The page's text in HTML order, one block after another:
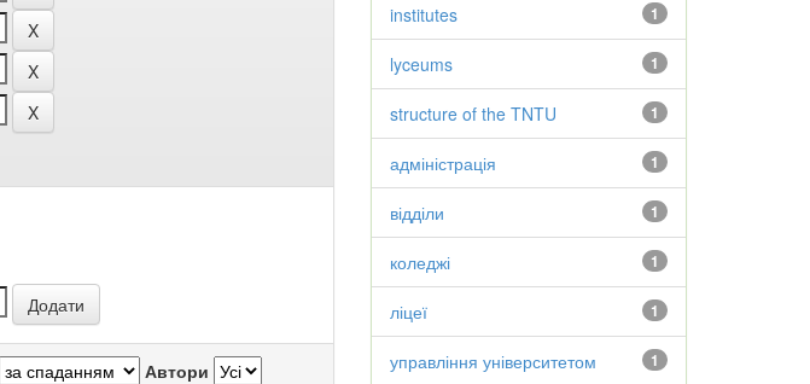
Автори
1
institutes
1
lyceums
1
structure of the TNTU
1
адміністрація
1
відділи
1
коледжі
1
ліцеї
1
управління університетом